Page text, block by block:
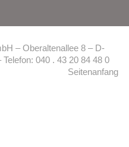
– Oberaltenallee 8 – D-
040 . 43 20 84 48 0
Seitenanfang